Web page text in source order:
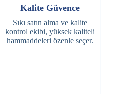
Kalite Güvence
Sıkı satın alma ve kalite
kontrol ekibi, yüksek kaliteli
hammaddeleri özenle seçer.